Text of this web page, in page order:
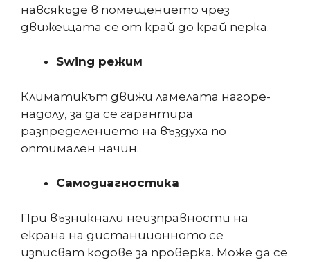
навсякъде в помещението чрез
движещата се от край до край перка.
Swing режим
Климатикът движи ламелата нагоре-
надолу, за да се гарантира
разпределението на въздуха по
оптимален начин.
Самодиагностика
При възникнали неизправности на
екрана на дистанционното се
изписват кодове за проверка. Може да се